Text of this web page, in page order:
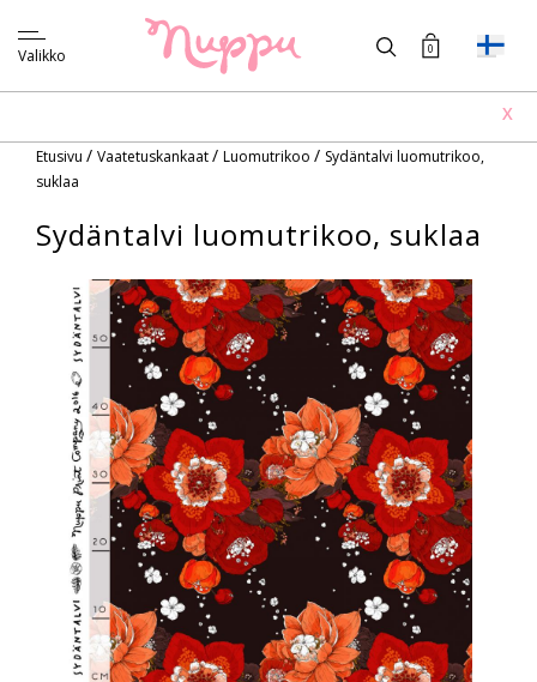
Valikko 0
X
Etusivu / Vaatetuskankaat/ Luomutrikoo / Sydäntalvi luomutrikoo,
suklaa
Sydäntalvi luomutrikoo, suklaa